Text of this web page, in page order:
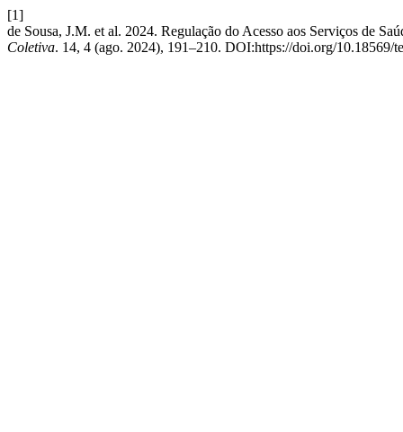
[1]
de Sousa, J.M. et al. 2024. Regulação do Acesso aos Serviços de
Coletiva. 14, 4 (ago. 2024), 191–210. DOI:https://doi.org/10.18569/